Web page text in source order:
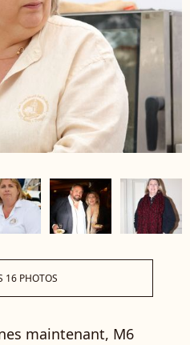
16 PHOTOS
maintenant, M6